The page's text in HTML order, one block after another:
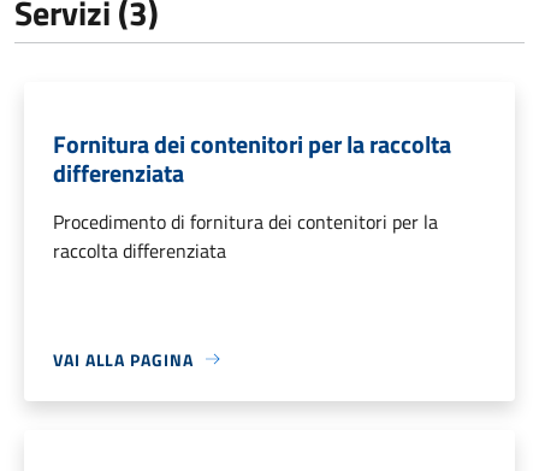
Servizi (3)
Fornitura dei contenitori per la raccolta
differenziata
Procedimento di fornitura dei contenitori per la
raccolta differenziata
VAI ALLA PAGINA